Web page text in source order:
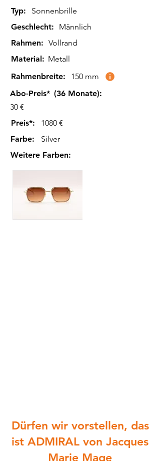
Typ:
Sonnenbrille
Geschlecht:
Männlich
Rahmen: Vollrand
Material: Metall
Rahmenbreite:
150 mm
Abo-Preis* (36 Monate):
30 €
Preis*:
1080 €
Farbe:
Silver
Weitere Farben:
Dürfen wir vorstellen, das
ist ADMIRAL von Jacques
Marie Mage